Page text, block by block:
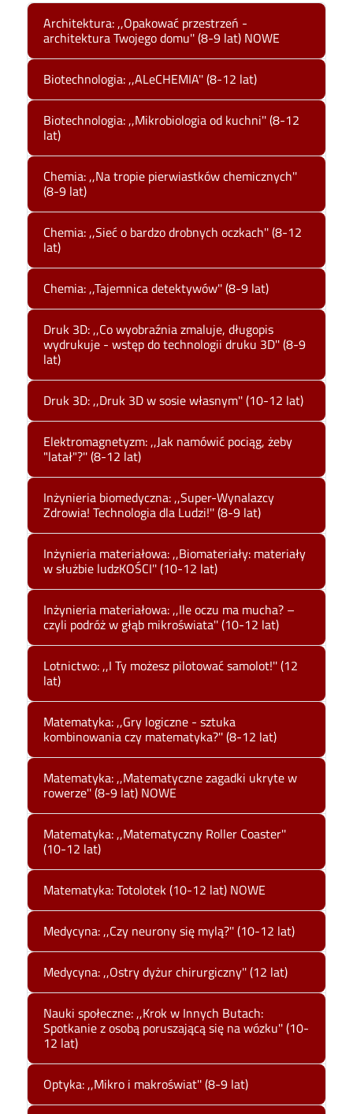
Architektura: ,,Opakować przestrzeń -
architektura Twojego domu'' (8-9 lat) NOWE
Biotechnologia: ,,ALeCHEMIA'' (8-12 lat)
Biotechnologia: ,,Mikrobiologia od kuchni'' (8-12
lat)
Chemia: ,,Na tropie pierwiastków chemicznych''
(8-9 lat)
Chemia: ,,Sieć o bardzo drobnych oczkach'' (8-12
lat)
Chemia: ,,Tajemnica detektywów'' (8-9 lat)
Druk 3D: ,,Co wyobraźnia zmaluje, długopis
wydrukuje - wstęp do technologii druku 3D'' (8-9
lat)
Druk 3D: ,,Druk 3D w sosie własnym'' (10-12 lat)
Elektromagnetyzm: ,,Jak namówić pociąg, żeby
"latał"?'' (8-12 lat)
Inżynieria biomedyczna: ,,Super-Wynalazcy
Zdrowia! Technologia dla Ludzi!'' (8-9 lat)
Inżynieria materiałowa: ,,Biomateriały: materiały
w służbie ludzKOŚCI'' (10-12 lat)
Inżynieria materiałowa: ,,Ile oczu ma mucha? –
czyli podróż w głąb mikroświata'' (10-12 lat)
Lotnictwo: ,,I Ty możesz pilotować samolot!'' (12
lat)
Matematyka: ,,Gry logiczne - sztuka
kombinowania czy matematyka?'' (8-12 lat)
Matematyka: ,,Matematyczne zagadki ukryte w
rowerze'' (8-9 lat) NOWE
Matematyka: ,,Matematyczny Roller Coaster''
(10-12 lat)
Matematyka: Totolotek (10-12 lat) NOWE
Medycyna: ,,Czy neurony się mylą?'' (10-12 lat)
Medycyna: ,,Ostry dyżur chirurgiczny'' (12 lat)
Nauki społeczne: ,,Krok w Innych Butach:
Spotkanie z osobą poruszającą się na wózku'' (10-
12 lat)
Optyka: ,,Mikro i makroświat'' (8-9 lat)